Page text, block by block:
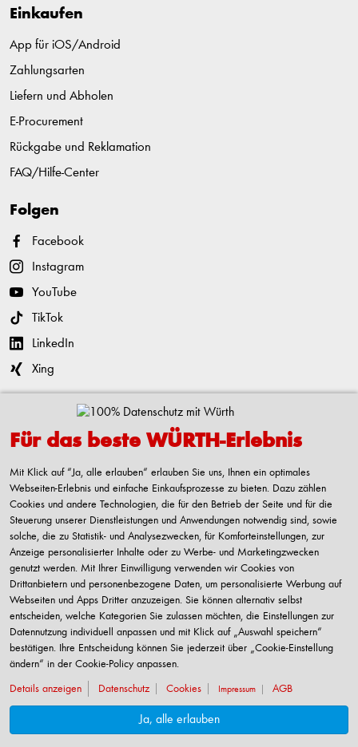
Einkaufen
App für iOS/Android
Zahlungsarten
Liefern und Abholen
E-Procurement
Rückgabe und Reklamation
FAQ/Hilfe-Center
Folgen
Facebook
Instagram
YouTube
TikTok
LinkedIn
Xing
Kontaktieren
Adolf Würth GmbH & Co. KG
74653 Künzelsau-Gaisbach
Deutschland
Alle Kontaktmöglichkeiten
+49 7940 15-2400
info@wuerth.com
Verkauf nur an Unternehmer, Gewerbetreibende, Freiberufler und öffentliche
Institutionen, nicht jedoch an Verbraucher im Sinne des § 13 BGB. Alle Preise in
Euro zzgl. gesetzl. MwSt. Angebote freibleibend
© Adolf Würth GmbH & Co. KG
Für das beste WÜRTH-Erlebnis
Mit Klick auf “Ja, alle erlauben“ erlauben Sie uns, Ihnen ein optimales
Webseiten-Erlebnis und einfache Einkaufsprozesse zu bieten. Dazu zählen
Cookies und andere Technologien, die für den Betrieb der Seite und für die
Steuerung unserer Dienstleistungen und Anwendungen notwendig sind, sowie
solche, die zu Statistik- und Analysezwecken, für Komforteinstellungen, zur
Anzeige personalisierter Inhalte oder zu Werbe- und Marketingzwecken
genutzt werden. Mit Ihrer Einwilligung verwenden wir Cookies von
Drittanbietern und personenbezogene Daten, um personalisierte Werbung auf
Webseiten und Apps Dritter anzuzeigen. Sie können alternativ selbst
entscheiden, welche Kategorien Sie zulassen möchten, die Einstellungen zur
Datennutzung individuell anpassen und mit Klick auf „Auswahl speichern“
bestätigen. Ihre Entscheidung können Sie jederzeit über „Cookie-Einstellung
ändern“ in der Cookie-Policy anpassen.
Details anzeigen Datenschutz Cookies Impressum AGB
Ja, alle erlauben